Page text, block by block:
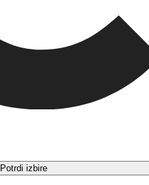
Potrdi izbire